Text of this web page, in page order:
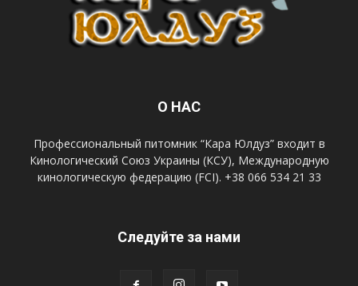
О НАС
Профессиональный питомник “Кара Юлдуз” входит в
Кинологический Союз Украины (КСУ), Международную
кинологическую федерацию (FCI). +38 066 534 21 33
Следуйте за нами